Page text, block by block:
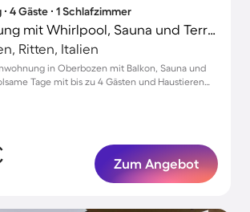
4 Gäste ∙ 1 Schlafzimmer
Ferienwohnung mit Whirlpool, Sauna und Terrasse | Perfekt für die Arbeit von Zuhause
Ritten, Italien
in Oberbozen mit Balkon, Sauna und
Tage mit bis zu 4 Gästen und Haustieren
Zum Angebot